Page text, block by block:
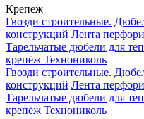
Крепеж
Гвозди строительные.
конструкций Лента
Тарельчатые дюбели для
крепёж Технониколь
Гвозди строительные.
конструкций Лента
Тарельчатые дюбели для
крепёж Технониколь